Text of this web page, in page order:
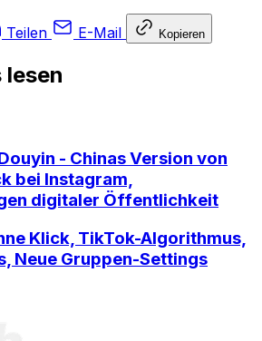
Teilen E-Mail Kopieren
lesen
- Chinas Version von
bei Instagram,
digitaler Öffentlichkeit
Klick, TikTok-Algorithmus,
Neue Gruppen-Settings